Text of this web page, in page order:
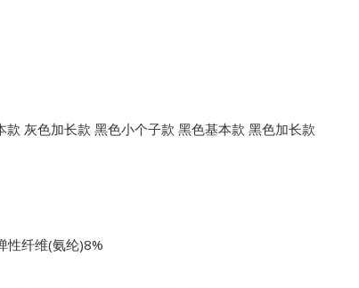
款 灰色加长款 黑色小个子款 黑色基本款 黑色加长款
性纤维(氨纶)8%